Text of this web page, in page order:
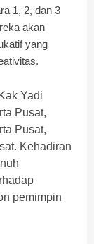
1, 2, dan 3
akan
yang
Yadi
Pusat,
Pusat,
Kehadiran
pemimpin